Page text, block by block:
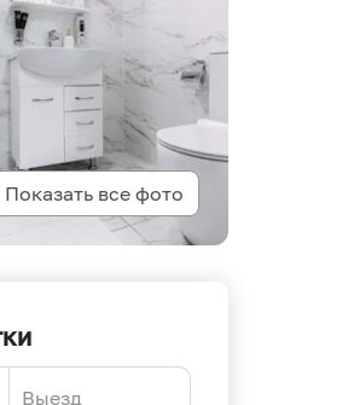
Показать все фото